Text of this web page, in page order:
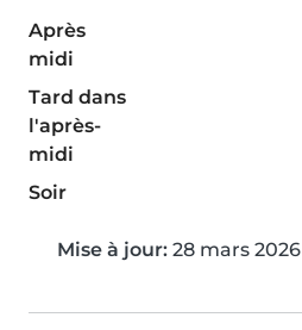
Après
midi
Tard dans
l'après-
midi
Soir
Mise à jour: 28 mars 2026